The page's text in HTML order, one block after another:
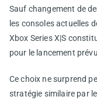
Sauf changement de
les consoles actuelles
Xbox Series X|S
pour le lancement
Ce choix ne surprend
stratégie similaire par